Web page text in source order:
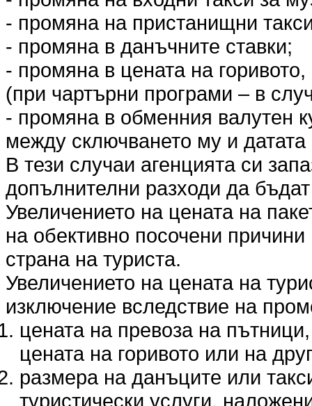
- промяна на пристанищни
- промяна в данъчните ставки;
- промяна в цената на
(при чартърни програми – в
- промяна в обменния валутен
между сключването му и датата
В тези случаи агенцията си
допълнителни разходи да
Увеличението на цената на
на обективно посочени
страна на туриста.
Увеличението на цената на
изключение вследствие на
цената на превоза на
цената на горивото или на
размера на данъците или
туристически услуги,